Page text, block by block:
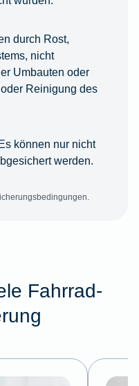
durch Rost,
nicht
Umbauten oder
Reinigung des
Es können nur nicht
werden.
Fahrrad-